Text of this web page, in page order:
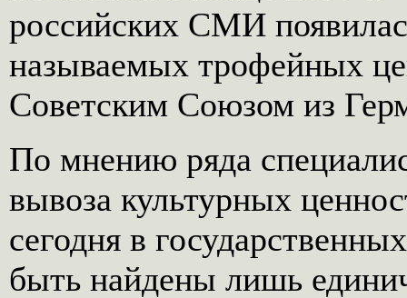
российских СМИ
называемых трофейных
Советским Союзом из
По мнению ряда
вывоза культурных
сегодня в
быть найдены лишь